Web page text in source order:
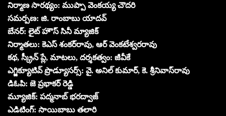
నిర్మాణ సార‌థ్యం: ముప్పా వెంక‌య్య చౌద‌రి
స‌మ‌ర్ప‌ణ‌: జి. రాంబాబు యాద‌వ్‌
బేన‌ర్‌: లైట్ హౌస్ సినీ మ్యాజిక్‌
నిర్మాత‌లు: కెఎస్ శంక‌ర్‌రావు, ఆర్ వెంక‌టేశ్వ‌ర‌రావు
క‌థ‌, స్క్రీన్ ప్లే, మాట‌లు, ద‌ర్శ‌క‌త్వం: జీవీకే
ఎగ్జిక్యూటివ్ ప్రొడ్యూస‌ర్స్‌: వై. అనిల్ కుమార్‌, కె. శ్రీ‌నివాస్‌రావు
డిఓపి: జె ప్ర‌భాక‌ర్ రెడ్డి
మ్యూజిక్‌: ప‌ద్మ‌నాబ్‌ భ‌రద్వాజ్‌
ఎడిటింగ్‌: సాయిబాబు తలారి